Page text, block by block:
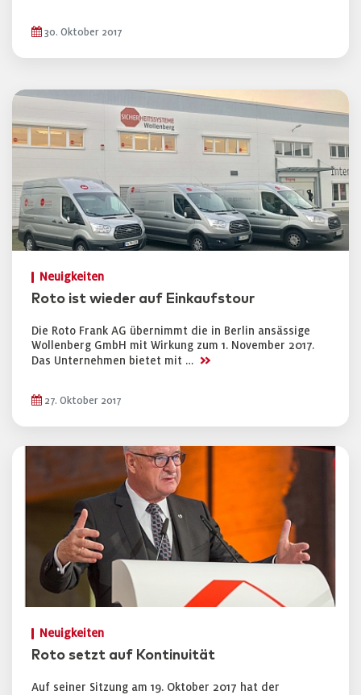
30. Oktober 2017
Neuigkeiten
Roto ist wieder auf Einkaufstour
Die Roto Frank AG übernimmt die in Berlin ansässige
Wollenberg GmbH mit Wirkung zum 1. November 2017.
Das Unternehmen bietet mit … >>
27. Oktober 2017
Neuigkeiten
Roto setzt auf Kontinuität
Auf seiner Sitzung am 19. Oktober 2017 hat der